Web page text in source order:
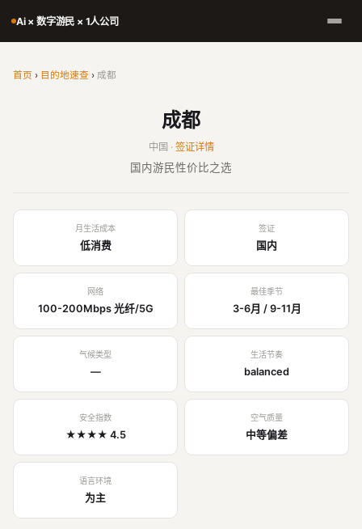
Ai × 数字游民 × 1人公司
首页 › 目的地速查 › 成都
成都
中国 · 签证详情
国内游民性价比之选
月生活成本
低消费
签证
国内
网络
100-200Mbps 光纤/5G
最佳季节
3-6月 / 9-11月
气候类型
—
生活节奏
balanced
安全指数
★★★★ 4.5
空气质量
中等偏差
语言环境
为主